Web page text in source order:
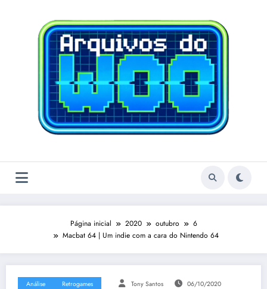
Página inicial 2020 outubro
6
Macbat 64 | Um indie com a cara do Nintendo 64
Análise Retrogames Tony Santos 06/10/2020